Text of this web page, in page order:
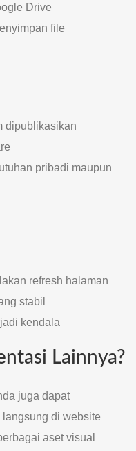
Drive
file
dipublikasikan
pribadi maupun
refresh halaman
stabil
kendala
Lainnya?
juga dapat
di website
aset visual